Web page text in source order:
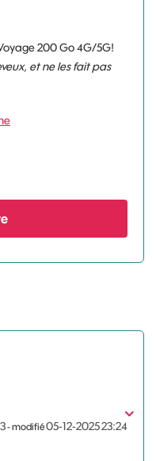
200 Go 4G/5G!
et ne les fait pas
- modifié‎05-12-202523:24